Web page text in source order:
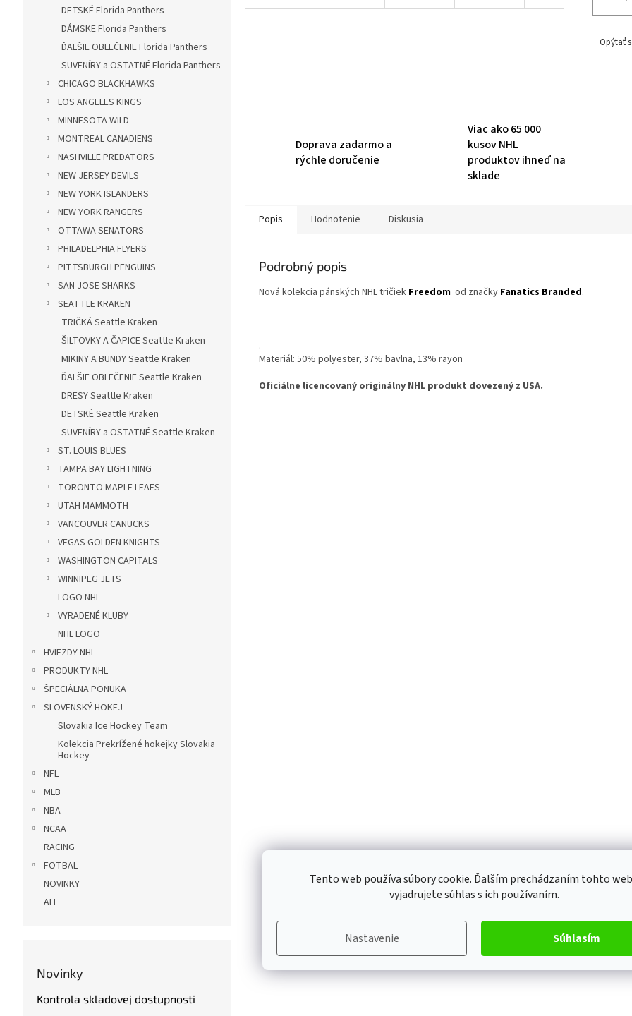
Tento web používa súbory cookie. Ďalším prechádzaním tohto
vyjadrujete súhlas s ich používaním.
Nastavenie Súhlasím
DETSKÉ Florida Panthers
DÁMSKE Florida Panthers
ĎALŠIE OBLEČENIE Florida Panthers
SUVENÍRY a OSTATNÉ Florida Panthers
CHICAGO BLACKHAWKS
LOS ANGELES KINGS
MINNESOTA WILD
MONTREAL CANADIENS
NASHVILLE PREDATORS
NEW JERSEY DEVILS
NEW YORK ISLANDERS
NEW YORK RANGERS
OTTAWA SENATORS
PHILADELPHIA FLYERS
PITTSBURGH PENGUINS
SAN JOSE SHARKS
SEATTLE KRAKEN
TRIČKÁ Seattle Kraken
ŠILTOVKY A ČAPICE Seattle Kraken
MIKINY A BUNDY Seattle Kraken
ĎALŠIE OBLEČENIE Seattle Kraken
DRESY Seattle Kraken
DETSKÉ Seattle Kraken
SUVENÍRY a OSTATNÉ Seattle Kraken
ST. LOUIS BLUES
TAMPA BAY LIGHTNING
TORONTO MAPLE LEAFS
UTAH MAMMOTH
VANCOUVER CANUCKS
VEGAS GOLDEN KNIGHTS
WASHINGTON CAPITALS
WINNIPEG JETS
LOGO NHL
VYRADENÉ KLUBY
NHL LOGO
HVIEZDY NHL
PRODUKTY NHL
ŠPECIÁLNA PONUKA
SLOVENSKÝ HOKEJ
Slovakia Ice Hockey Team
Kolekcia Prekrížené hokejky Slovakia
Hockey
NFL
MLB
NBA
NCAA
RACING
FOTBAL
NOVINKY
ALL
Novinky
Kontrola skladovej dostupnosti
Opýtať
Doprava zadarmo a
rýchle doručenie
Viac ako 65 000
kusov NHL
produktov ihneď na
sklade
Popis Hodnotenie Diskusia
Podrobný popis
Nová kolekcia pánských NHL tričiekFreedom od značkyFanatics Branded.
.
Materiál: 50% polyester, 37% bavlna, 13% rayon
Oficiálne licencovaný originálny NHL produkt dovezený z USA.